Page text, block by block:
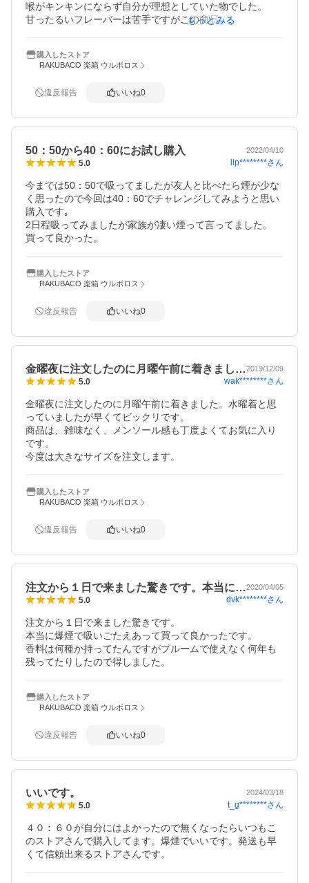
喉がキンキンにならず自分が理想としていた物でした。
甘ったるいフレーバーは苦手ですがこの商品はほのかに甘
ショップ対応は注文から到着までとてもスムーズでした。
もっとみる
購入したストア
RAKUBACO 楽箱 ウルボロス
違反報告 いいね0
50：50から40：60にお試し購入 2022/04/10
5.0 llp********さん
今までは50：50で吸ってましたが友人と比べたら煙が少な
く思ったので今回は40：60でチャレンジしてみようと思い
購入です｡
2日程吸ってみましたが家族が凄い煙って言ってました。
買って良かった。
購入したストア
RAKUBACO 楽箱 ウルボロス
違反報告 いいね0
金曜夜に注文したのに月曜午前に着きまし…2019/12/09
5.0 wak********さん
金曜夜に注文したのに月曜午前に着きました。水曜着と思
っていましたが早くてビックリです。
商品は、雑味なく、メンソール感も丁度よくてお気に入り
です。
今度は大きなサイズを注文します。
購入したストア
RAKUBACO 楽箱 ウルボロス
違反報告 いいね0
注文から１日で来ました驚きです。本当に…2020/04/05
5.0 dvk********さん
注文から１日で来ました驚きです。
本当に爆煙で吸いごたえあって買って良かったです。
香料は何種か持ってたんですがプルームで使えなく何年も
残ってたりしたので得しました。
購入したストア
RAKUBACO 楽箱 ウルボロス
違反報告 いいね0
いいです。 2024/03/18
5.0 t_g********さん
４０︰６０が自分にはよかったので無くなったらいつもこ
のストアさんで購入してます。爆煙でいいです。発送も早
くて信頼出来るストアさんです。